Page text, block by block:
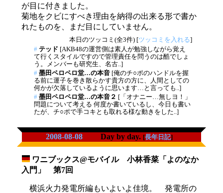
が目に付きました。
菊地をクビにすべき理由を納得の出来る形で書か
れたものを、まだ目にしていません。
本日のツッコミ(全3件) [ツッコミを入れる]
# テッド [AKB48の運営側は素人が勉強しながら覚え
て行くスタイルですので管理責任を問うのは酷でしょ
う。メンバーも研究生、名古..]
# 墨田ペロペロ堂…の本音 [俺のチ○ポのハンドルを握
る前に運子を巻き散らかす貴方の方に、人間としての
何かが欠落しているように思います…と言っても..]
# 墨田ペロペロ堂…の本音２ [「オナニー…無しヨ！」
問題について考える 何度か書いているし、今日も書い
たが、チ○ポで手コキとも取れる様な動きをした..]
2008-08-08 Day by day. [長年日記]
ワニブックス@モバイル 小林香菜「よのなか
入門」 第7回
横浜火力発電所編もいよいよ佳境。 発電所の